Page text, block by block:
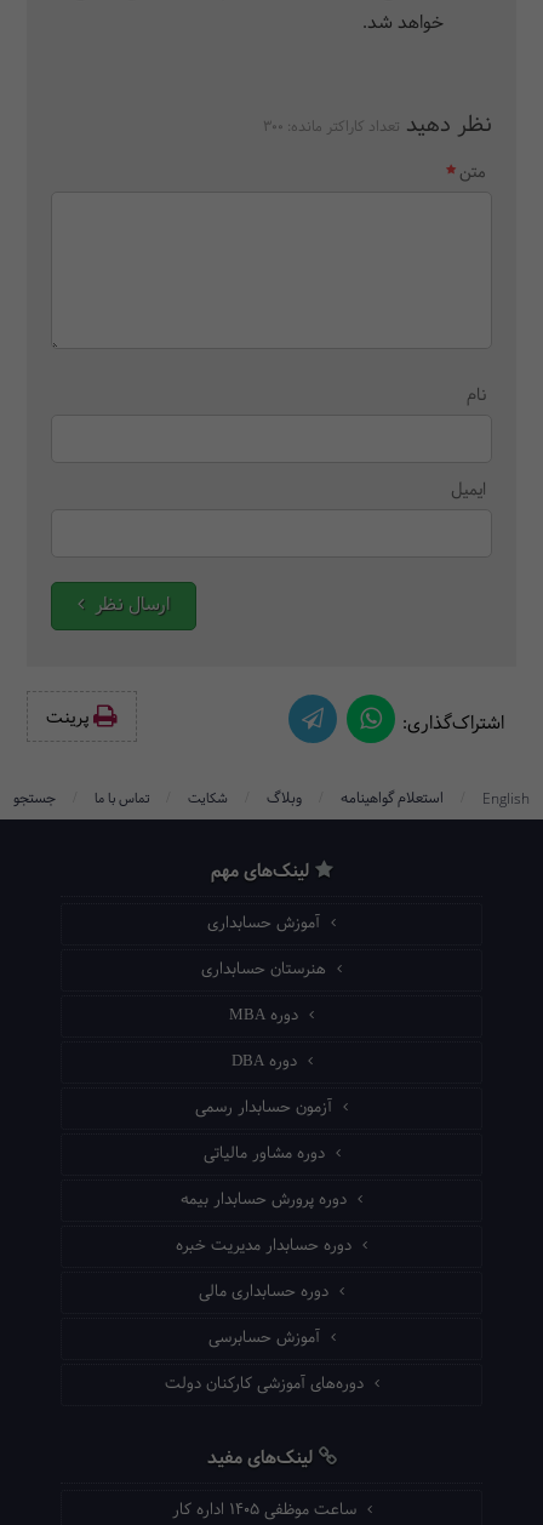
خواهد شد.
نظر دهید تعداد کاراکتر مانده: 300
متن
نام
ایمیل
ارسال نظر
اشتراک‌گذاری: پرینت‌
English استعلام گواهینامه وبلاگ شکایت تماس با ما جستجو
لینک‌های مهم
آموزش حسابداری
هنرستان حسابداری
دوره MBA
دوره DBA
آزمون حسابدار رسمی
دوره مشاور مالیاتی
دوره پرورش حسابدار بیمه
دوره حسابدار مدیریت خبره
دوره حسابداری مالی
آموزش حسابرسی
دوره‌های آموزشی کارکنان دولت
لینک‌های مفید
ساعت موظفی ۱۴۰۵ اداره کار